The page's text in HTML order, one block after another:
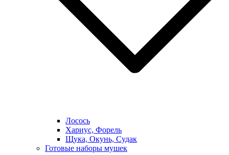
Лосось
Хариус, Форель
Щука, Окунь, Судак
Готовые наборы мушек